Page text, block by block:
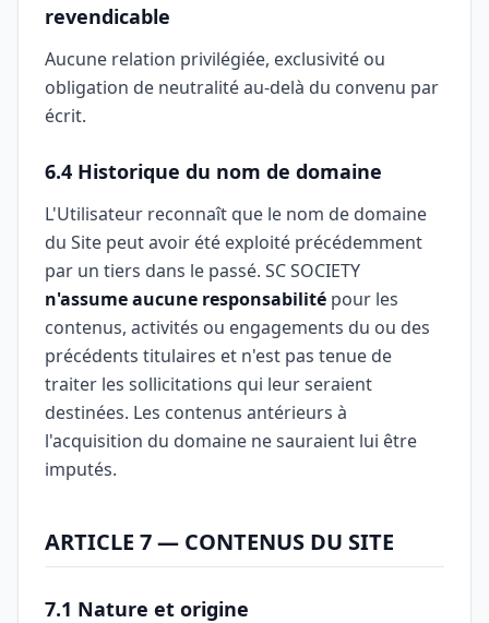
revendicable
Aucune relation privilégiée, exclusivité ou
obligation de neutralité au-delà du convenu par
écrit.
6.4 Historique du nom de domaine
L'Utilisateur reconnaît que le nom de domaine
du Site peut avoir été exploité précédemment
par un tiers dans le passé. SC SOCIETY
n'assume aucune responsabilité pour les
contenus, activités ou engagements du ou des
précédents titulaires et n'est pas tenue de
traiter les sollicitations qui leur seraient
destinées. Les contenus antérieurs à
l'acquisition du domaine ne sauraient lui être
imputés.
ARTICLE 7 — CONTENUS DU SITE
7.1 Nature et origine